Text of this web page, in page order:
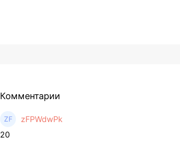
Комментарии
zFPWdwPk
20